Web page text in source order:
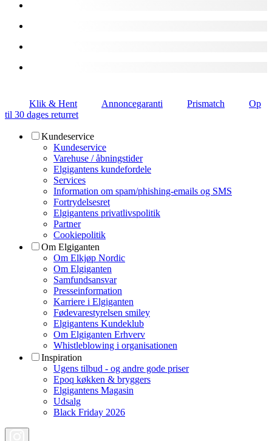
Klik & Hent Annoncegaranti Prismatch
Op
til 30 dages returret
Kundeservice
Kundeservice
Varehuse / åbningstider
Elgigantens kundefordele
Services
Information om spam/phishing-emails og SMS
Fortrydelsesret
Elgigantens privatlivspolitik
Partner
Cookiepolitik
Om Elgiganten
Om Elkjøp Nordic
Om Elgiganten
Samfundsansvar
Presseinformation
Karriere i Elgiganten
Fødevarestyrelsen smiley
Elgigantens Kundeklub
Om Elgiganten Erhverv
Whistleblowing i organisationen
Inspiration
Ugens tilbud - og andre gode priser
Epoq køkken & bryggers
Elgigantens Magasin
Udsalg
Black Friday 2026